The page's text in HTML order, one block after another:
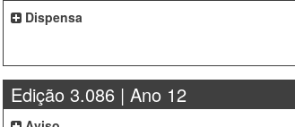
Dispensa
Edição 3.086 | Ano 12